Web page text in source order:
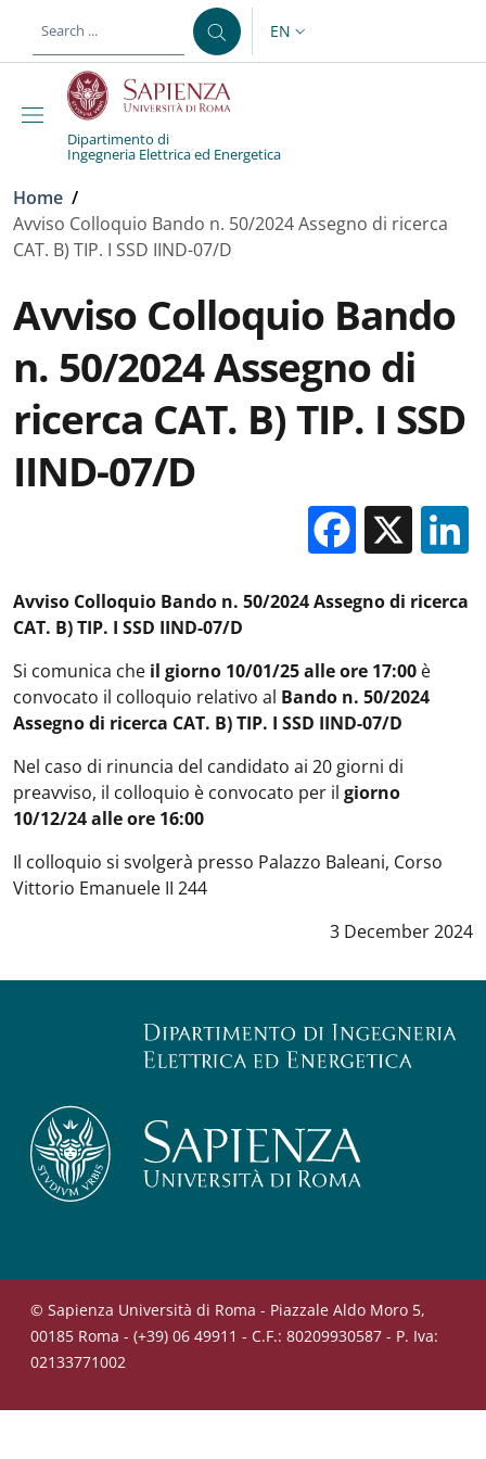
LANGUAGE SWITCHER:
EN
Dipartimento di
Ingegneria Elettrica ed Energetica
Breadcrumb
Home /
Avviso Colloquio Bando n. 50/2024 Assegno di ricerca
CAT. B) TIP. I SSD IIND-07/D
Avviso Colloquio Bando
n. 50/2024 Assegno di
ricerca CAT. B) TIP. I SSD
IIND-07/D
X
Avviso Colloquio Bando n. 50/2024 Assegno di ricerca
CAT. B) TIP. I SSD IIND-07/D
Si comunica che il giorno 10/01/25 alle ore 17:00 è
convocato il colloquio relativo al Bando n. 50/2024
Assegno di ricerca CAT. B) TIP. I SSD IIND-07/D
Nel caso di rinuncia del candidato ai 20 giorni di
preavviso, il colloquio è convocato per il giorno
10/12/24 alle ore 16:00
Il colloquio si svolgerà presso Palazzo Baleani, Corso
Vittorio Emanuele II 244
Data notizia:
3 December 2024
© Sapienza Università di Roma - Piazzale Aldo Moro 5,
00185 Roma - (+39) 06 49911 - C.F.: 80209930587 - P. Iva:
02133771002